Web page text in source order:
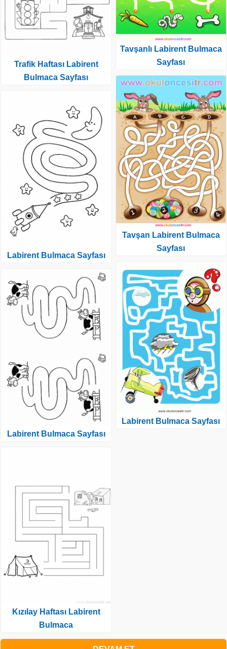
Trafik Haftası Labirent
Bulmaca Sayfası
Labirent Bulmaca Sayfası
Labirent Bulmaca Sayfası
Kızılay Haftası Labirent
Bulmaca
Tavşanlı Labirent Bulmaca
Sayfası
Tavşan Labirent Bulmaca
Sayfası
Labirent Bulmaca Sayfası